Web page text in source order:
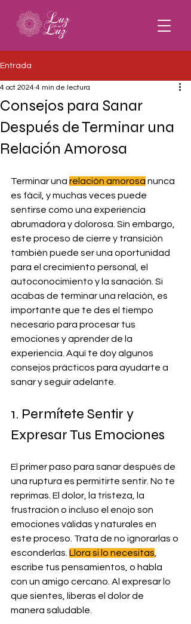
Entrada
Consejos para Sanar
Después de Terminar una
Relación Amorosa
4 oct 2024 4 min de lectura
Terminar una relación amorosa nunca
es fácil, y muchas veces puede
sentirse como una experiencia
abrumadora y dolorosa. Sin embargo,
este proceso de cierre y transición
también puede ser una oportunidad
para el crecimiento personal, el
autoconocimiento y la sanación. Si
acabas de terminar una relación, es
importante que te des el tiempo
necesario para procesar tus
emociones y aprender de la
experiencia. Aquí te doy algunos
consejos prácticos para ayudarte a
sanar y seguir adelante.
1. Permítete Sentir y
Expresar Tus Emociones
El primer paso para sanar después de
una ruptura es permitirte sentir. No te
reprimas. El dolor, la tristeza, la
frustración o incluso el enojo son
emociones válidas y naturales en
este proceso. Trata de no ignorarlas o
esconderlas. Llora si lo necesitas
escribe tus pensamientos, o habla
con un amigo cercano. Al expresar lo
que sientes, liberas el dolor de
manera saludable.